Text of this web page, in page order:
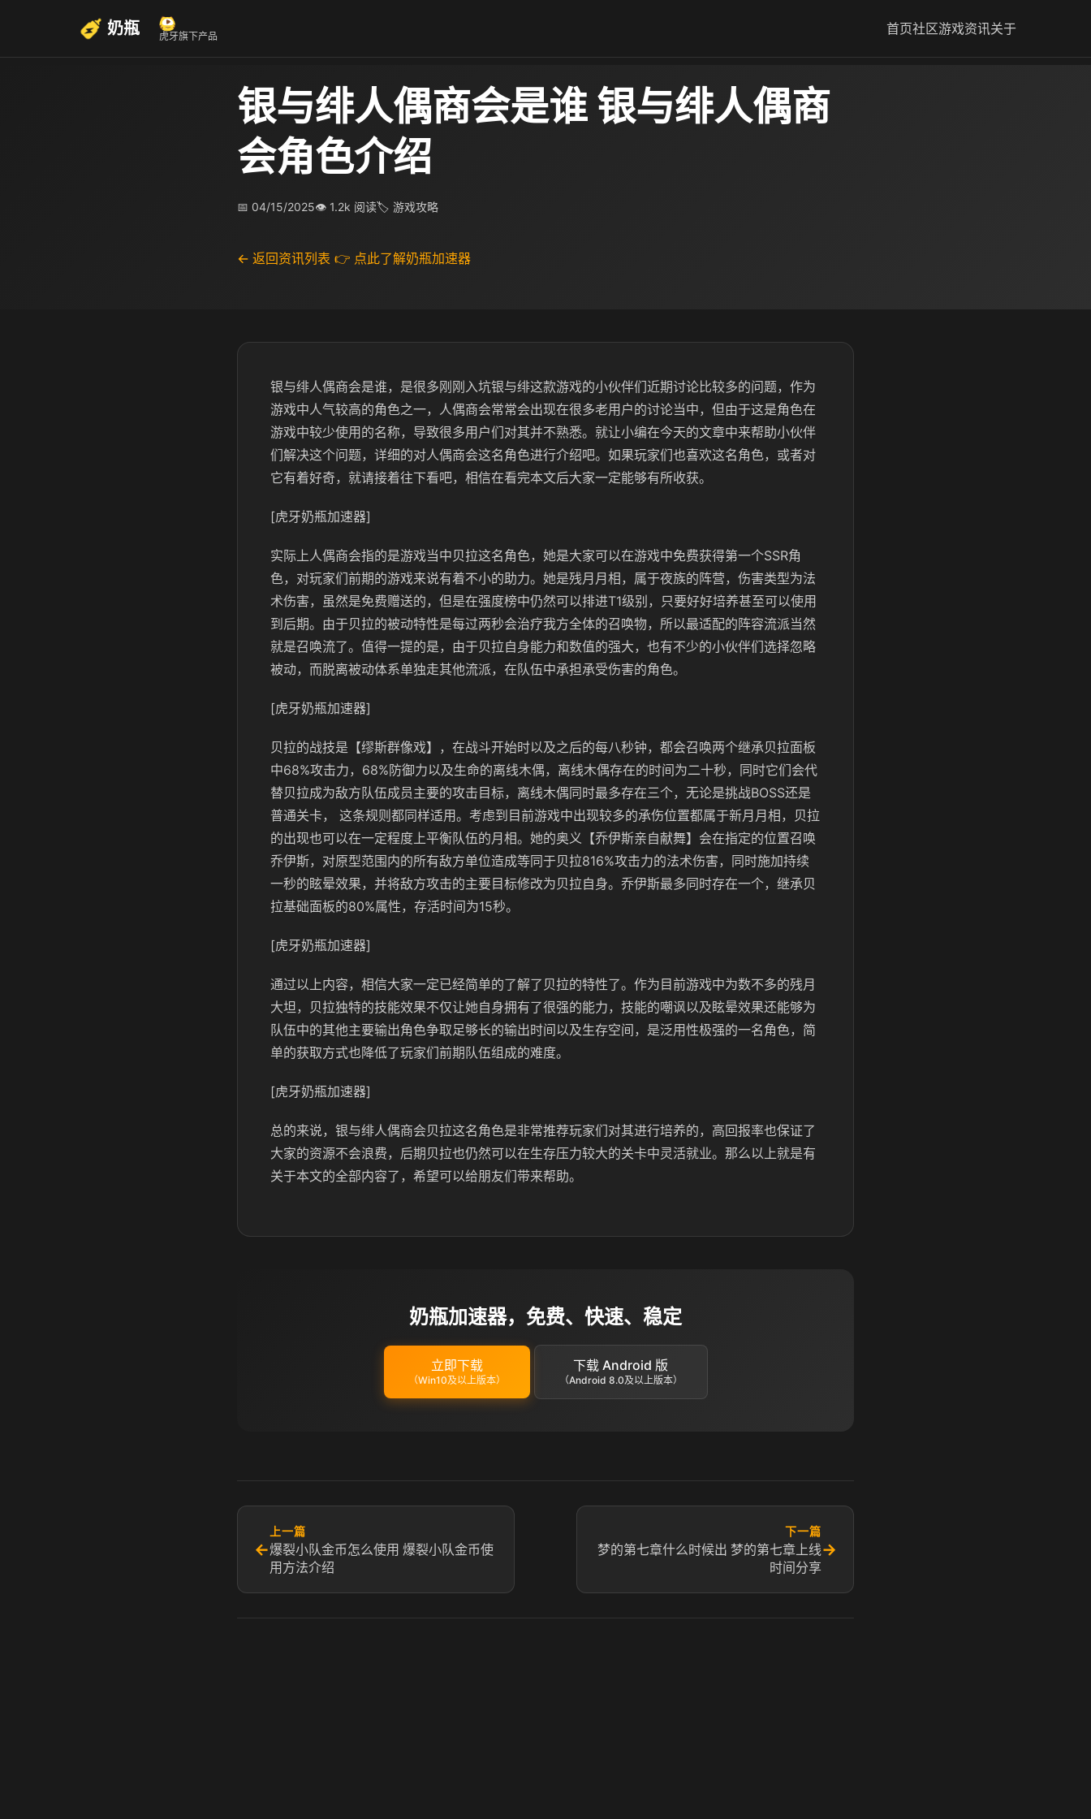
奶瓶 虎牙旗下产品 首页社区游戏资讯关于
银与绯人偶商会是谁 银与绯人偶商
会角色介绍
📅 04/15/2025👁 1.2k 阅读🏷 游戏攻略
← 返回资讯列表 👉 点此了解奶瓶加速器
银与绯人偶商会是谁，是很多刚刚入坑银与绯这款游戏的小伙伴们近期讨论比较多的问题，作为
游戏中人气较高的角色之一，人偶商会常常会出现在很多老用户的讨论当中，但由于这是角色在
游戏中较少使用的名称，导致很多用户们对其并不熟悉。就让小编在今天的文章中来帮助小伙伴
们解决这个问题，详细的对人偶商会这名角色进行介绍吧。如果玩家们也喜欢这名角色，或者对
它有着好奇，就请接着往下看吧，相信在看完本文后大家一定能够有所收获。
[虎牙奶瓶加速器]
实际上人偶商会指的是游戏当中贝拉这名角色，她是大家可以在游戏中免费获得第一个SSR角
色，对玩家们前期的游戏来说有着不小的助力。她是残月月相，属于夜族的阵营，伤害类型为法
术伤害，虽然是免费赠送的，但是在强度榜中仍然可以排进T1级别，只要好好培养甚至可以使用
到后期。由于贝拉的被动特性是每过两秒会治疗我方全体的召唤物，所以最适配的阵容流派当然
就是召唤流了。值得一提的是，由于贝拉自身能力和数值的强大，也有不少的小伙伴们选择忽略
被动，而脱离被动体系单独走其他流派，在队伍中承担承受伤害的角色。
[虎牙奶瓶加速器]
贝拉的战技是【缪斯群像戏】，在战斗开始时以及之后的每八秒钟，都会召唤两个继承贝拉面板
中68%攻击力，68%防御力以及生命的离线木偶，离线木偶存在的时间为二十秒，同时它们会代
替贝拉成为敌方队伍成员主要的攻击目标，离线木偶同时最多存在三个，无论是挑战BOSS还是
普通关卡， 这条规则都同样适用。考虑到目前游戏中出现较多的承伤位置都属于新月月相，贝拉
的出现也可以在一定程度上平衡队伍的月相。她的奥义【乔伊斯亲自献舞】会在指定的位置召唤
乔伊斯，对原型范围内的所有敌方单位造成等同于贝拉816%攻击力的法术伤害，同时施加持续
一秒的眩晕效果，并将敌方攻击的主要目标修改为贝拉自身。乔伊斯最多同时存在一个，继承贝
拉基础面板的80%属性，存活时间为15秒。
[虎牙奶瓶加速器]
通过以上内容，相信大家一定已经简单的了解了贝拉的特性了。作为目前游戏中为数不多的残月
大坦，贝拉独特的技能效果不仅让她自身拥有了很强的能力，技能的嘲讽以及眩晕效果还能够为
队伍中的其他主要输出角色争取足够长的输出时间以及生存空间，是泛用性极强的一名角色，简
单的获取方式也降低了玩家们前期队伍组成的难度。
[虎牙奶瓶加速器]
总的来说，银与绯人偶商会贝拉这名角色是非常推荐玩家们对其进行培养的，高回报率也保证了
大家的资源不会浪费，后期贝拉也仍然可以在生存压力较大的关卡中灵活就业。那么以上就是有
关于本文的全部内容了，希望可以给朋友们带来帮助。
奶瓶加速器，免费、快速、稳定
立即下载
（Win10及以上版本）
下载 Android 版
（Android 8.0及以上版本）
←
上一篇
爆裂小队金币怎么使用 爆裂小队金币使
用方法介绍
下一篇
梦的第七章什么时候出 梦的第七章上线
时间分享
→